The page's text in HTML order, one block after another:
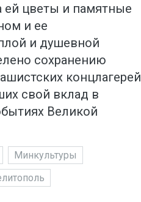
ей цветы и памятные
и ее
и душевной
сохранению
концлагерей
свой вклад в
Великой
Минкультуры